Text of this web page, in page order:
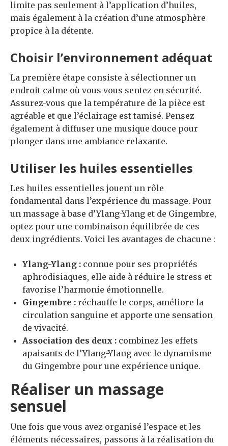
limite pas seulement à l’application d’huiles,
mais également à la création d’une atmosphère
propice à la détente.
Choisir l’environnement adéquat
La première étape consiste à sélectionner un
endroit calme où vous vous sentez en sécurité.
Assurez-vous que la température de la pièce est
agréable et que l’éclairage est tamisé. Pensez
également à diffuser une musique douce pour
plonger dans une ambiance relaxante.
Utiliser les huiles essentielles
Les huiles essentielles jouent un rôle
fondamental dans l’expérience du massage. Pour
un massage à base d’Ylang-Ylang et de Gingembre,
optez pour une combinaison équilibrée de ces
deux ingrédients. Voici les avantages de chacune :
Ylang-Ylang : connue pour ses propriétés
aphrodisiaques, elle aide à réduire le stress et
favorise l’harmonie émotionnelle.
Gingembre : réchauffe le corps, améliore la
circulation sanguine et apporte une sensation
de vivacité.
Association des deux : combinez les effets
apaisants de l’Ylang-Ylang avec le dynamisme
du Gingembre pour une expérience unique.
Réaliser un massage
sensuel
Une fois que vous avez organisé l’espace et les
éléments nécessaires, passons à la réalisation du